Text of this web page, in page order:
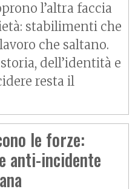
l’altra faccia
stabilimenti che
che saltano.
dell’identità e
resta il
le forze:
anti-incidente